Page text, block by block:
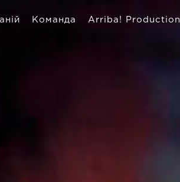
Команда Arriba! Production